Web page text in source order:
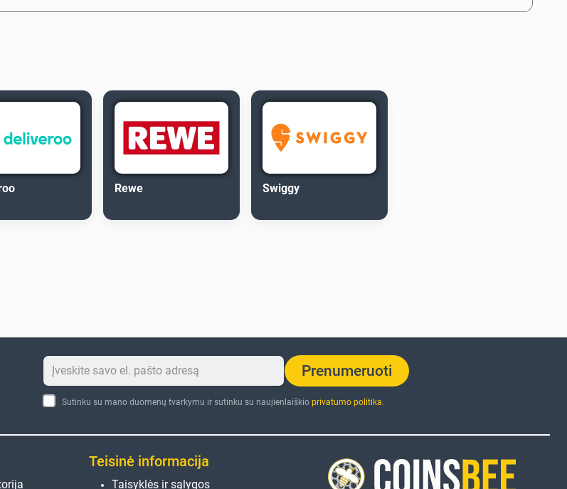
Rewe Swiggy
Prenumeruoti
Sutinku su mano duomenų tvarkymu ir sutinku su naujienlaiškio privatumo politika.
Teisinė informacija
Taisyklės ir sąlygos